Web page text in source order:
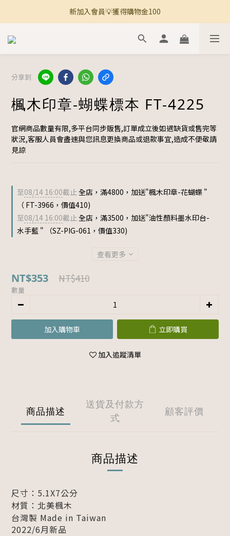
🚚 全館滿800免運 🚚
新加入會員💡獲得購物金100
🚚 全館滿800免運 🚚
分享到
楓木印章-蝴蝶標本 FT-4225
官網商品數量有限,多平台同步販售,訂單成立後如遇缺貨或售完等
狀況,客服人員會盡速與您訊息更換商品或退款事宜,造成不便敬請
見諒
至08/14 16:00截止全店，滿4800，加送"楓木印章-花蝴蝶 "
（ FT-3966，價值410)
至08/14 16:00截止全店，滿3500，加送"油性顏料墨水印台-
水手藍 " （SZ-PIG-061，價值330)
查看更多
NT$353 NT$410
數量
加入購物車 立即購買
加入追蹤清單
商品描述
送貨及付款方
式
顧客評價
商品描述
尺寸：5.1X7公分
材質：北美楓木
台灣製 Made in Taiwan
2022/6月新品